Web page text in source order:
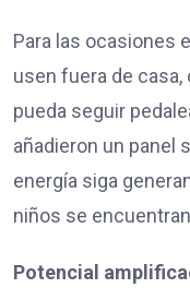
Para las ocasiones
usen fuera de casa,
pueda seguir
añadieron un panel
energía siga
niños se
Potencial